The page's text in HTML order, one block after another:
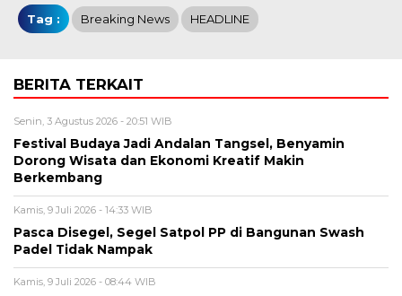
Tag : Breaking News HEADLINE
BERITA TERKAIT
Senin, 3 Agustus 2026 - 20:51 WIB
Festival Budaya Jadi Andalan Tangsel, Benyamin
Dorong Wisata dan Ekonomi Kreatif Makin
Berkembang
Kamis, 9 Juli 2026 - 14:33 WIB
Pasca Disegel, Segel Satpol PP di Bangunan Swash
Padel Tidak Nampak
Kamis, 9 Juli 2026 - 08:44 WIB